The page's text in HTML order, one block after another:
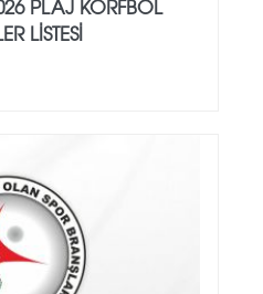
PLAJ KORFBOL
LİSTESİ